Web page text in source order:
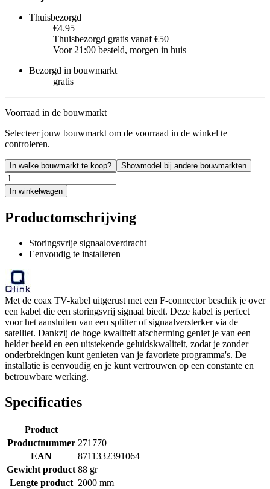
Thuisbezorgd
€4.95
Thuisbezorgd gratis vanaf €50
Voor 21:00 besteld, morgen in huis
Bezorgd in bouwmarkt
gratis
Voorraad in de bouwmarkt
Selecteer jouw bouwmarkt om de voorraad in de winkel te
controleren.
In welke bouwmarkt te koop? Showmodel bij andere bouwmarkten
In winkelwagen
Productomschrijving
Storingsvrije signaaloverdracht
Eenvoudig te installeren
Met de coax TV-kabel uitgerust met een F-connector beschik je over
een kabel die een storingsvrij signaal biedt. Deze kabel is perfect
voor het aansluiten van een splitter of signaalversterker via de
satelliet. Dankzij de hoge kwaliteit afscherming geniet je van een
helder beeld en een uitstekende geluidskwaliteit, zodat je zonder
onderbrekingen kunt genieten van je favoriete programma's. De
installatie is eenvoudig en je kunt vertrouwen op een constante en
betrouwbare werking.
Specificaties
Product
Productnummer 271770
EAN
8711332391064
Gewicht product 88 gr
Lengte product 2000 mm